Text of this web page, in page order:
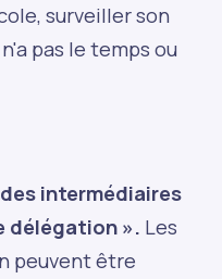
surveiller son
pas le temps ou
intermédiaires
délégation ». Les
peuvent être